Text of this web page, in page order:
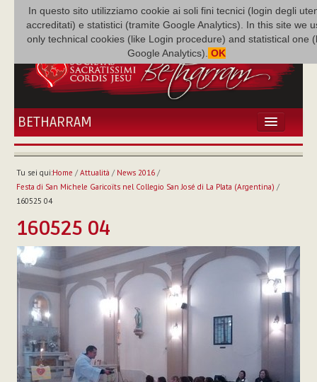
In questo sito utilizziamo cookie ai soli fini tecnici (login degli
accreditati) e statistici (tramite Google Analytics). In this site we
only technical cookies (like Login procedure) and statistical one
Google Analytics). OK
BETHARRAM
HOME
BÉTHARRAM
FAMIGLIA
MISSIONE
MEDIATECA
P. AUGUSTO ETCHECOPAR
Tu sei qui:Home / Attualità / News 2016/
Festa di San Michele Garicoïts nel Collegio San José di La Plata (Argentina) /
160525 04
160525 04